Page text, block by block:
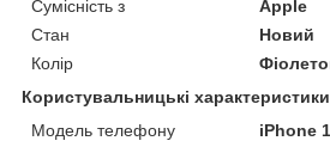
Сумісність з
Apple
Стан
Новий
Колір
Користувальницькі характеристики
Модель телефону
iPhone